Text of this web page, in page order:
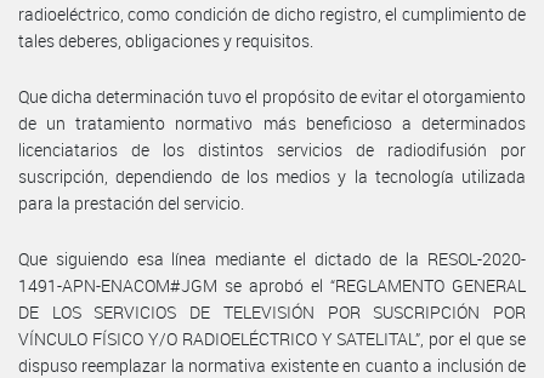
radioeléctrico, como condición de dicho registro, el cumplimiento de
tales deberes, obligaciones y requisitos.
Que dicha determinación tuvo el propósito de evitar el otorgamiento
de un tratamiento normativo más beneficioso a determinados
licenciatarios de los distintos servicios de radiodifusión por
suscripción, dependiendo de los medios y la tecnología utilizada
para la prestación del servicio.
Que siguiendo esa línea mediante el dictado de la RESOL-2020-
1491-APN-ENACOM#JGM se aprobó el “REGLAMENTO GENERAL
DE LOS SERVICIOS DE TELEVISIÓN POR SUSCRIPCIÓN POR
VÍNCULO FÍSICO Y/O RADIOELÉCTRICO Y SATELITAL”, por el que se
dispuso reemplazar la normativa existente en cuanto a inclusión de